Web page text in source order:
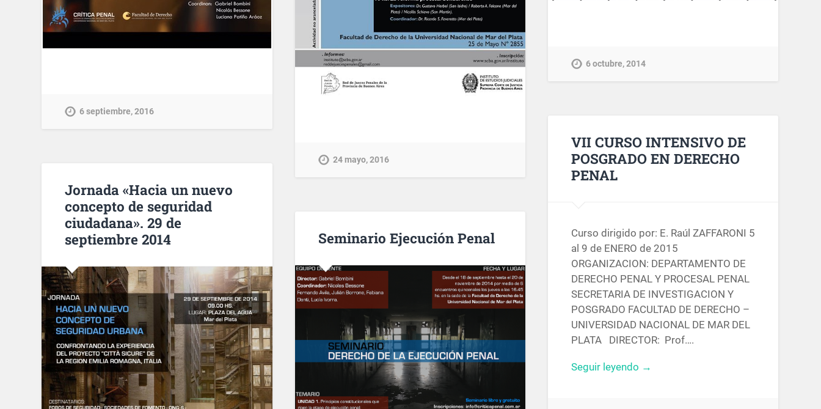
6 septiembre, 2016
24 mayo, 2016
6 octubre, 2014
VII CURSO INTENSIVO DE
POSGRADO EN DERECHO
PENAL
Curso dirigido por: E. Raúl ZAFFARONI 5
al 9 de ENERO de 2015
ORGANIZACION: DEPARTAMENTO DE
DERECHO PENAL Y PROCESAL PENAL
SECRETARIA DE INVESTIGACION Y
POSGRADO FACULTAD DE DERECHO –
UNIVERSIDAD NACIONAL DE MAR DEL
PLATA DIRECTOR: Prof….
Seguir leyendo →
Jornada «Hacia un nuevo
concepto de seguridad
ciudadana». 29 de
septiembre 2014
Seminario Ejecución Penal